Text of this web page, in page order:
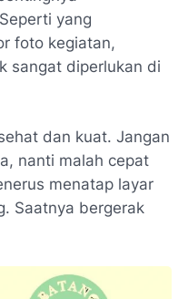
yang
foto kegiatan,
sangat diperlukan di
dan kuat. Jangan
nanti malah cepat
menatap layar
Saatnya bergerak